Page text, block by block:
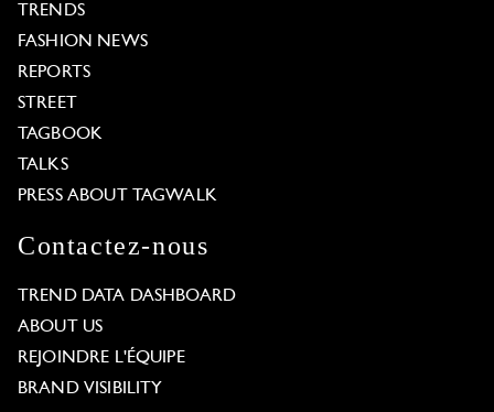
TRENDS
FASHION NEWS
REPORTS
STREET
TAGBOOK
TALKS
PRESS ABOUT TAGWALK
Contactez-nous
TREND DATA DASHBOARD
ABOUT US
REJOINDRE L'ÉQUIPE
BRAND VISIBILITY